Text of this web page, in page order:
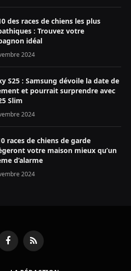
des races de chiens les plus
: Trouvez votre
idéal
2024
S25 : Samsung dévoile la date de
et pourrait surprendre avec
Slim
2024
races de chiens de garde
votre maison mieux qu’un
d’alarme
2024
FacebookRSS